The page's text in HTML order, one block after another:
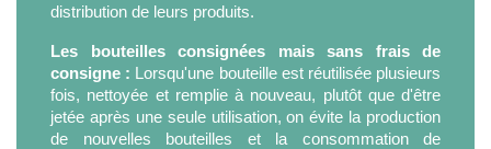
distribution de leurs produits.
Les bouteilles consignées mais sans frais de
consigne : Lorsqu'une bouteille est réutilisée plusieurs
fois, nettoyée et remplie à nouveau, plutôt que d'être
jetée après une seule utilisation, on évite la production
de nouvelles bouteilles et la consommation de